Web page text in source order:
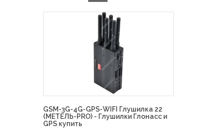
GSM-3G-4G-GPS-WIFI Глушилка 22
(МЕТЕЛЬ-PRO) - Глушилки Глонасс и
GPS купить